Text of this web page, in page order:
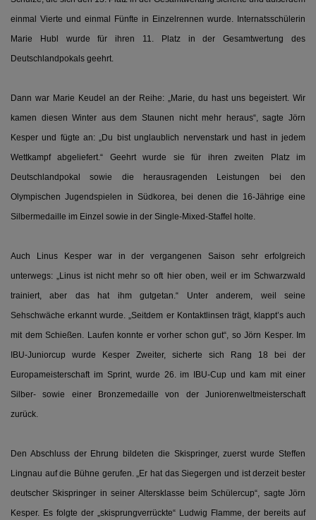
einmal Vierte und einmal Fünfte in Einzelrennen wurde. Internatsschülerin
Marie Hubl wurde für ihren 11. Platz in der Gesamtwertung des
Deutschlandpokals geehrt.
Dann war Marie Keudel an der Reihe: „Marie, du hast uns begeistert. Wir
kamen diesen Winter aus dem Staunen nicht mehr heraus“, sagte Jörn
Kesper und fügte an: „Du bist unglaublich nervenstark und hast in jedem
Wettkampf abgeliefert.“ Geehrt wurde sie für ihren zweiten Platz im
Deutschlandpokal sowie die herausragenden Leistungen bei den
Olympischen Jugendspielen in Südkorea, bei denen die 16-Jährige eine
Silbermedaille im Einzel sowie in der Single-Mixed-Staffel holte.
Auch Linus Kesper war in der vergangenen Saison sehr erfolgreich
unterwegs: „Linus ist nicht mehr so oft hier oben, weil er im Schwarzwald
trainiert, aber das hat ihm gutgetan.“ Unter anderem, weil seine
Sehschwäche erkannt wurde. „Seitdem er Kontaktlinsen trägt, klappt’s auch
mit dem Schießen. Laufen konnte er vorher schon gut“, so Jörn Kesper. Im
IBU-Juniorcup wurde Kesper Zweiter, sicherte sich Rang 18 bei der
Europameisterschaft im Sprint, wurde 26. im IBU-Cup und kam mit einer
Silber- sowie einer Bronzemedaille von der Juniorenweltmeisterschaft
zurück.
Den Abschluss der Ehrung bildeten die Skispringer, zuerst wurde Steffen
Lingnau auf die Bühne gerufen. „Er hat das Siegergen und ist derzeit bester
deutscher Skispringer in seiner Altersklasse beim Schülercup“, sagte Jörn
Kesper. Es folgte der „skisprungverrückte“ Ludwig Flamme, der bereits auf